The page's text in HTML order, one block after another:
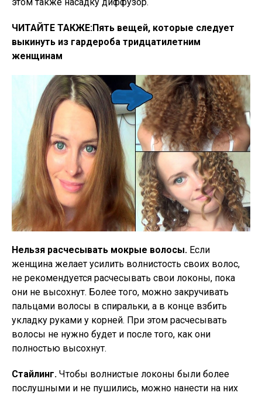
ЧИТАЙТЕ ТАКЖЕ:Пять вещей, которые следует
выкинуть из гардероба тридцатилетним
женщинам
Нельзя расчесывать мокрые волосы. Если
женщина желает усилить волнистость своих волос,
не рекомендуется расчесывать свои локоны, пока
они не высохнут. Более того, можно закручивать
пальцами волосы в спиральки, а в конце взбить
укладку руками у корней. При этом расчесывать
волосы не нужно будет и после того, как они
полностью высохнут.
Стайлинг. Чтобы волнистые локоны были более
послушными и не пушились, можно нанести на них